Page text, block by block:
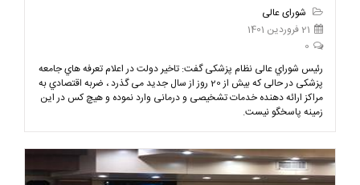
شورای عالی
21 فروردین 1401
0
رئیس شوراي عالی نظام پزشکی گفت: تاخیر دولت در اعلام تعرفه هاي جامعه
پزشکی در حالی که بیش از 20 روز از سال جدید می گذرد ، ضربه اقتصادي به
مراکز ارائه دهنده خدمات تشخیصی و درمانی وارد نموده و هیچ کس در این
زمینه پاسخگو نیست.